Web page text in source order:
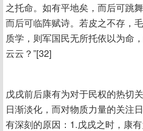
之托命。如有平地矣，而后可跳
而后可临阵赋诗。若皮之不存，
质学，则军国民无所托依以为命
云云？”[32]
戊戌前后康有为对于民权的热切
日渐淡化，而对物质力量的关注
有深刻的原因：1.戊戌之时，康